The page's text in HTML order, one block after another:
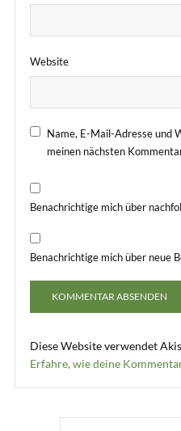
Website
Name, E-Mail-Adresse und
meinen nächsten
Benachrichtige mich über
Benachrichtige mich über neue
Diese Website verwendet
Erfahre, wie deine